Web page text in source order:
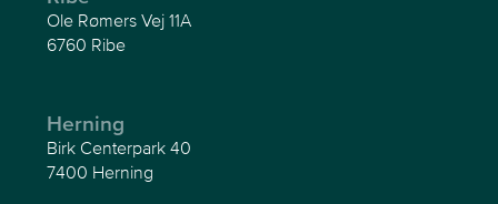
Ole Rømers Vej 11A
6760 Ribe
Herning
Birk Centerpark 40
7400 Herning